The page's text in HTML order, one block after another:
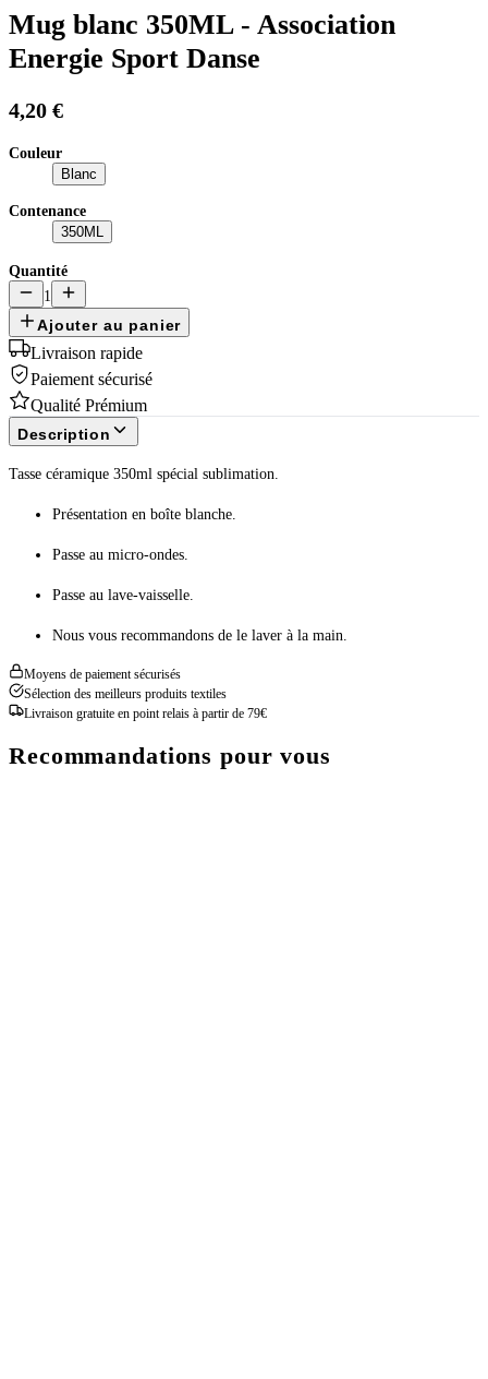
Mug blanc 350ML - Association
Energie Sport Danse
4,20 €
Couleur
Blanc
Contenance
350ML
Quantité
1
Ajouter au panier
Livraison rapide
Paiement sécurisé
Qualité Prémium
Description
Tasse céramique 350ml spécial sublimation.
Présentation en boîte blanche.
Passe au micro-ondes.
Passe au lave-vaisselle.
Nous vous recommandons de le laver à la main.
Moyens de paiement sécurisés
Sélection des meilleurs produits textiles
Livraison gratuite en point relais à partir de 79€
Recommandations pour vous